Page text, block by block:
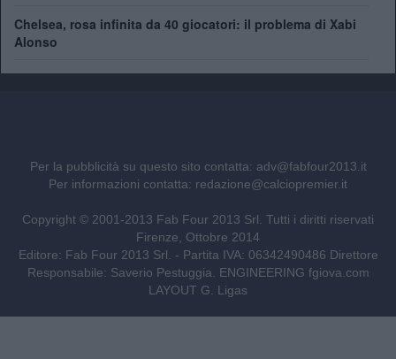
Chelsea, rosa infinita da 40 giocatori: il problema di Xabi
Alonso
Per la pubblicità su questo sito contatta: adv@fabfour2013.it
Per informazioni contatta: redazione@calciopremier.it
Copyright © 2001-2013 Fab Four 2013 Srl. Tutti i diritti riservati
Firenze, Ottobre 2014
Editore: Fab Four 2013 Srl. - Partita IVA: 06342490486 Direttore
Responsabile: Saverio Pestuggia. ENGINEERING fgiova.com
LAYOUT G. Ligas